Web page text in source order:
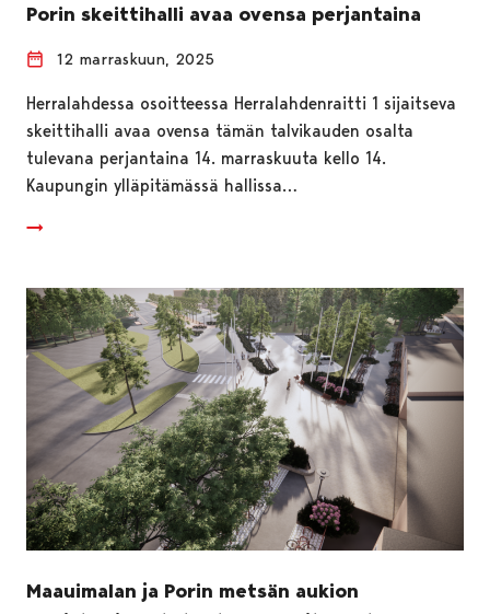
Porin skeittihalli avaa ovensa perjantaina
12 marraskuun, 2025
Herralahdessa osoitteessa Herralahdenraitti 1 sijaitseva
skeittihalli avaa ovensa tämän talvikauden osalta
tulevana perjantaina 14. marraskuuta kello 14.
Kaupungin ylläpitämässä hallissa…
Maauimalan ja Porin metsän aukion